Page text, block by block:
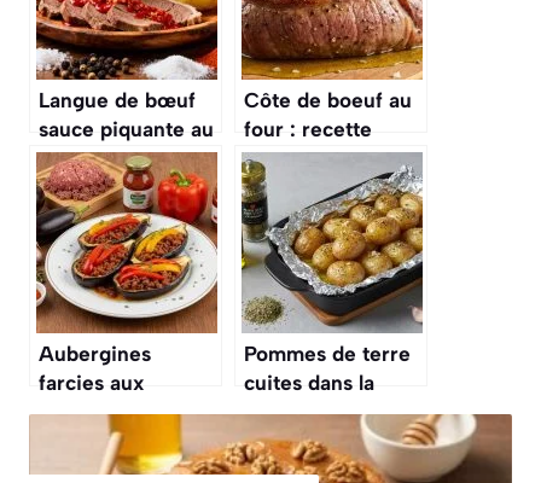
Langue de bœuf
sauce piquante au
Cookeo : recette
facile et
savoureuse
Côte de boeuf au
four : recette
savoureuse et
facile
Aubergines
farcies aux
poivrons et bœuf :
recette
savoureuse
Pommes de terre
cuites dans la
braise : recette
savoureuse